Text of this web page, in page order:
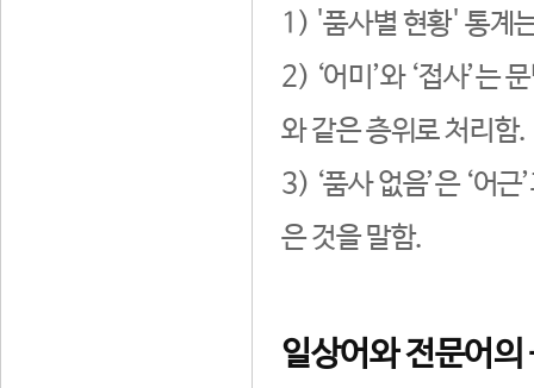
1) '품사별 현황' 통계
2) ‘어미’와 ‘접사’는
와 같은 층위로 처리함.
3) ‘품사 없음’은 ‘어
은 것을 말함.
일상어와 전문어의